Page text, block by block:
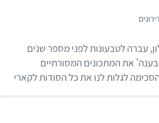
ת
ו
5
בת 78 מאשקלון, עברה לטבעונות לפני מספר שנים
את המתכונים המסורתיים
לגלות לנו את כל הסודות לקארי